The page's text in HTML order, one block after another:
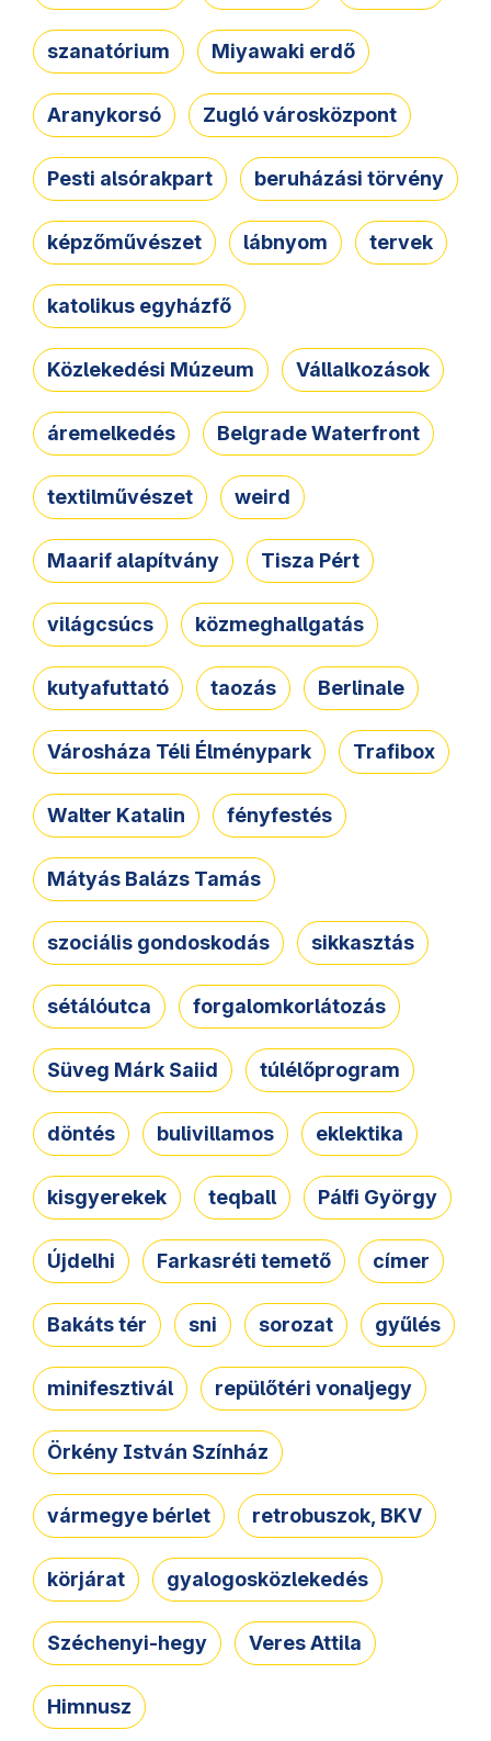
szanatórium Miyawaki erdő
Aranykorsó Zugló városközpont
Pesti alsórakpart beruházási törvény
képzőművészet lábnyom tervek
katolikus egyházfő
Közlekedési Múzeum Vállalkozások
áremelkedés Belgrade Waterfront
textilművészet weird
Maarif alapítvány Tisza Pért
világcsúcs közmeghallgatás
kutyafuttató taozás Berlinale
Városháza Téli Élménypark Trafibox
Walter Katalin fényfestés
Mátyás Balázs Tamás
szociális gondoskodás sikkasztás
sétálóutca forgalomkorlátozás
Süveg Márk Saiid túlélőprogram
döntés bulivillamos eklektika
kisgyerekek teqball Pálfi György
Újdelhi Farkasréti temető címer
Bakáts tér sni sorozat gyűlés
minifesztivál repülőtéri vonaljegy
Örkény István Színház
vármegye bérlet retrobuszok, BKV
körjárat gyalogosközlekedés
Széchenyi-hegy Veres Attila
Himnusz